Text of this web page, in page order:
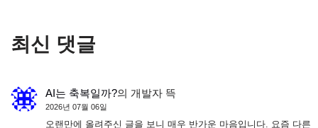
최신 댓글
AI는 축복일까?의 개발자 뜩
2026년 07월 06일
오랜만에 올려주신 글을 보니 매우 반가운 마음입니다. 요즘 다른